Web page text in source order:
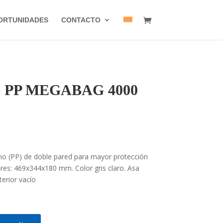
CONTACTO
MEGABAG 4000
(PP) de doble pared para mayor protección
469x344x180 mm. Color gris claro. Asa
vacío